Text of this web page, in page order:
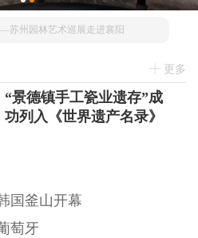
苏州园林艺术巡展走进襄阳
更多
“景德镇手工瓷业遗存”成
功列入《世界遗产名录》
国釜山开幕
萄牙